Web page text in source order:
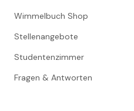
Wimmelbuch Shop
Stellenangebote
Studentenzimmer
Fragen & Antworten